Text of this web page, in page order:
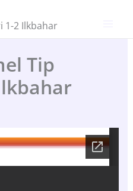
1-2 Ilkbahar
Tip